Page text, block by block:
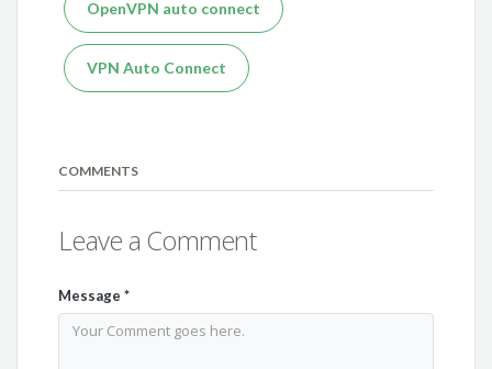
OpenVPN auto connect
VPN Auto Connect
COMMENTS
Leave a Comment
Message*